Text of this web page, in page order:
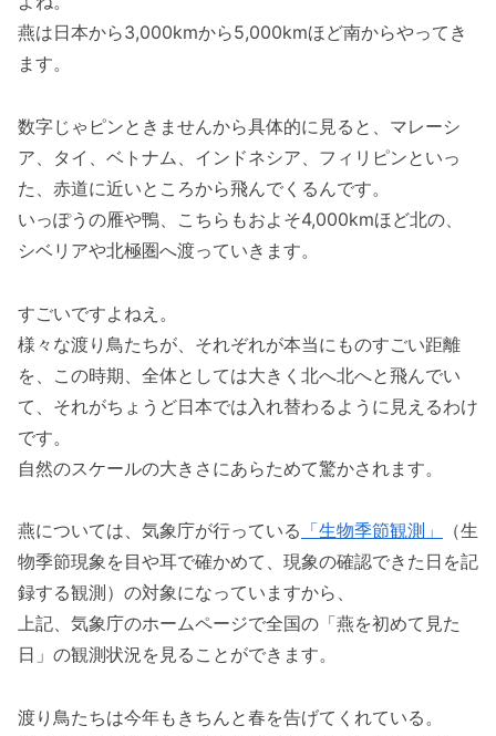
燕は日本から3,000kmから5,000kmほど南からやってき
ます。
数字じゃピンときませんから具体的に見ると、マレーシ
ア、タイ、ベトナム、インドネシア、フィリピンといっ
た、赤道に近いところから飛んでくるんです。
いっぽうの雁や鴨、こちらもおよそ4,000kmほど北の、
シベリアや北極圏へ渡っていきます。
すごいですよねえ。
様々な渡り鳥たちが、それぞれが本当にものすごい距離
を、この時期、全体としては大きく北へ北へと飛んでい
て、それがちょうど日本では入れ替わるように見えるわけ
です。
自然のスケールの大きさにあらためて驚かされます。
燕については、気象庁が行っている 「生物季節観測」
（生
物季節現象を目や耳で確かめて、現象の確認できた日を記
録する観測）の対象になっていますから、
上記、気象庁のホームページで全国の「燕を初めて見た
日」の観測状況を見ることができます。
渡り鳥たちは今年もきちんと春を告げてくれている。